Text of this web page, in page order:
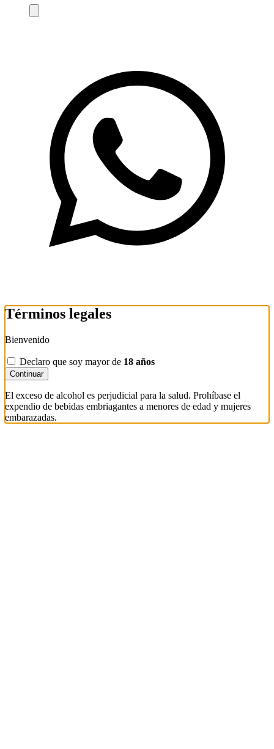
Términos legales
Bienvenido
Declaro que soy mayor de 18 años
Continuar
El exceso de alcohol es perjudicial para la salud. Prohíbase el
expendio de bebidas embriagantes a menores de edad y mujeres
embarazadas.